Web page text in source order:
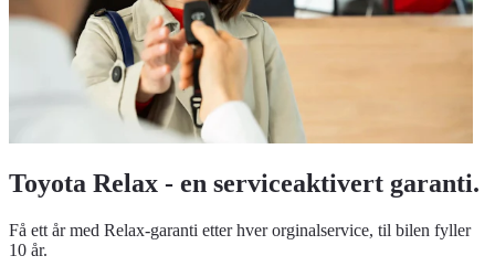
Toyota Relax - en serviceaktivert garanti.
Få ett år med Relax-garanti etter hver orginalservice, til bilen fyller
10 år.